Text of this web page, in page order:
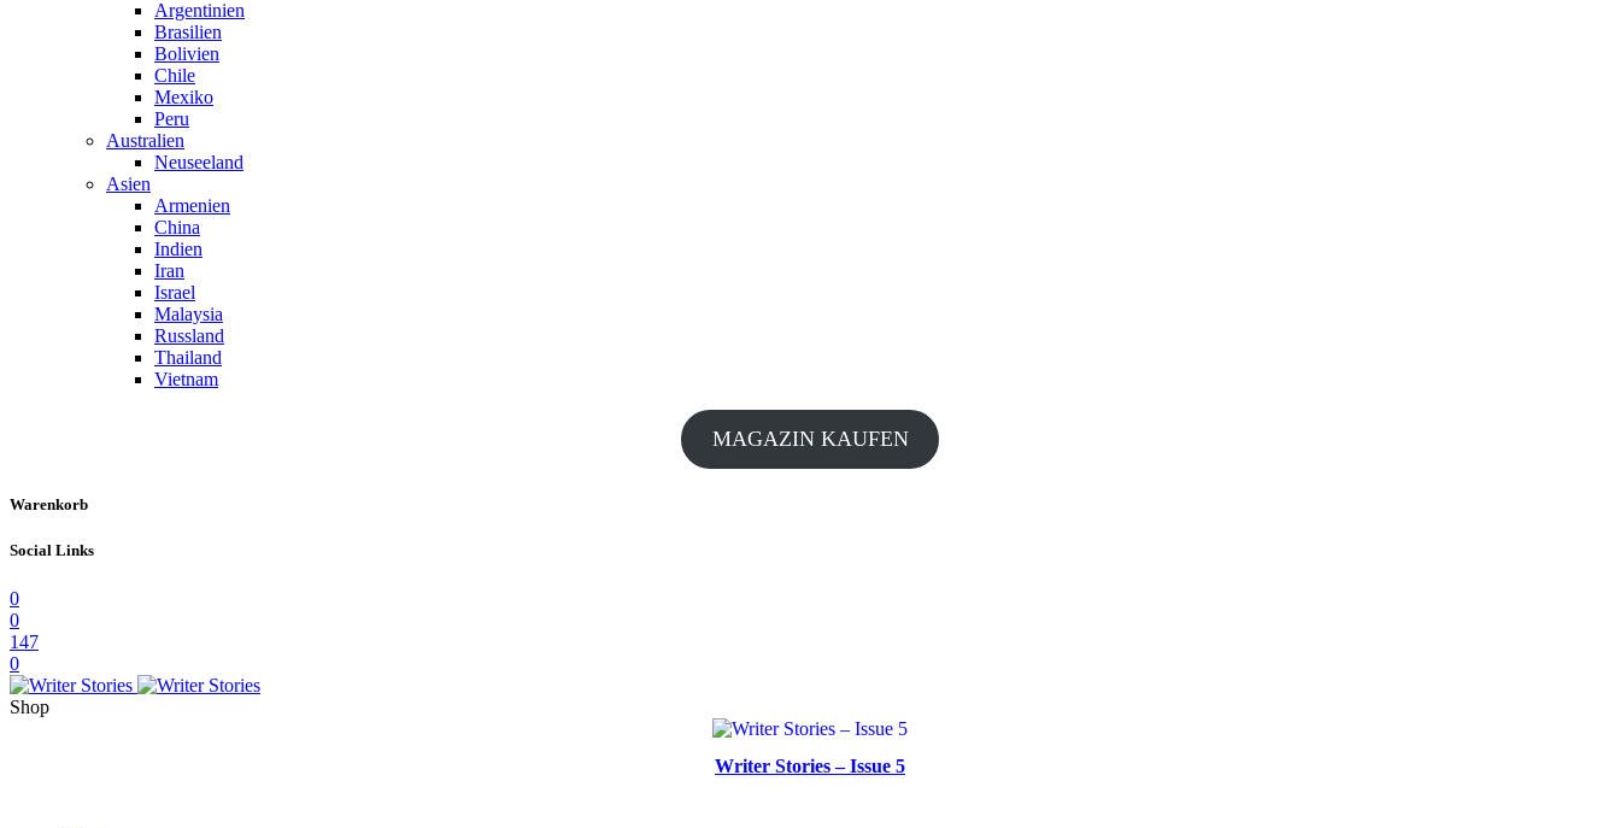
Argentinien
Brasilien
Bolivien
Chile
Mexiko
Peru
Australien
Neuseeland
Asien
Armenien
China
Indien
Iran
Israel
Malaysia
Russland
Thailand
Vietnam
MAGAZIN KAUFEN
Warenkorb
Social Links
0
0
147
0
Shop
Writer Stories – Issue 5